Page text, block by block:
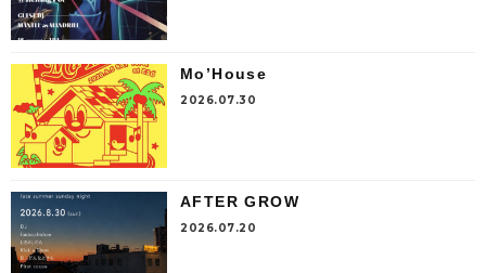
Mo’House
2026.07.30
AFTER GROW
2026.07.20